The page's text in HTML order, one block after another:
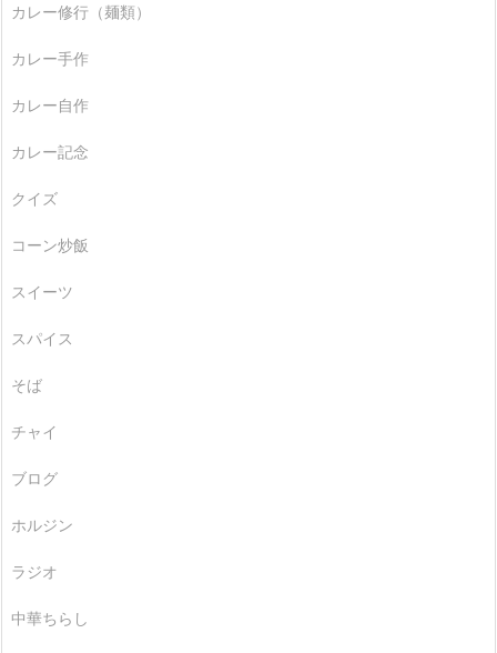
カレー修行（麺類）
カレー手作
カレー自作
カレー記念
クイズ
コーン炒飯
スイーツ
スパイス
そば
チャイ
ブログ
ホルジン
ラジオ
中華ちらし